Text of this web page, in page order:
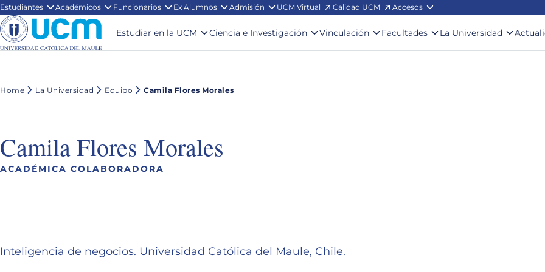
Estudiantes Académicos Funcionarios Ex Alumnos Admisión UCM Virtual Calidad UCM Accesos
Estudiar en la UCM Ciencia e Investigación Vinculación Facultades La Universidad
Home La Universidad Equipo Camila Flores Morales
Camila Flores Morales
ACADÉMICA COLABORADORA
Inteligencia de negocios. Universidad Católica del Maule, Chile.